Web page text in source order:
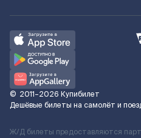
© 2011–2026 Купибилет
Дешёвые билеты на самолёт и
Ж/Д билеты предоставляются